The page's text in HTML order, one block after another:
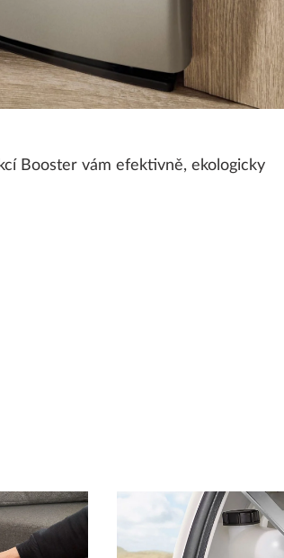
Booster vám efektivně, ekologicky